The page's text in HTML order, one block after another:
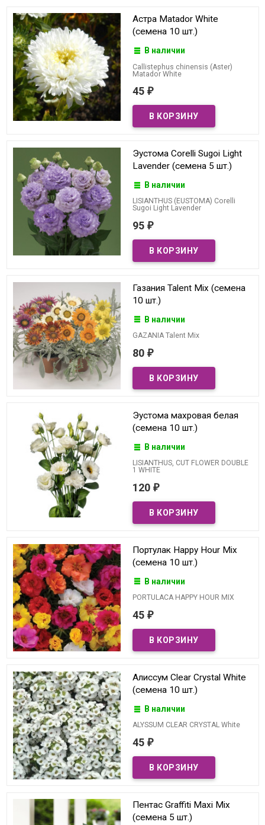
Астра Matador White
(семена 10 шт.)
В наличии
Callistephus chinensis (Aster)
Matador White
45 ₽
Эустома Corelli Sugoi Light
Lavender (семена 5 шт.)
В наличии
LISIANTHUS (EUSTOMA) Corelli
Sugoi Light Lavender
95 ₽
Газания Talent Mix (семена
10 шт.)
В наличии
GAZANIA Talent Mix
80 ₽
Эустома махровая белая
(семена 10 шт.)
В наличии
LISIANTHUS, CUT FLOWER DOUBLE
1 WHITE
120 ₽
Портулак Happy Hour Mix
(семена 10 шт.)
В наличии
PORTULACA HAPPY HOUR MIX
45 ₽
Алиссум Clear Crystal White
(семена 10 шт.)
В наличии
ALYSSUM CLEAR CRYSTAL White
45 ₽
Пентас Graffiti Maxi Mix
(семена 5 шт.)